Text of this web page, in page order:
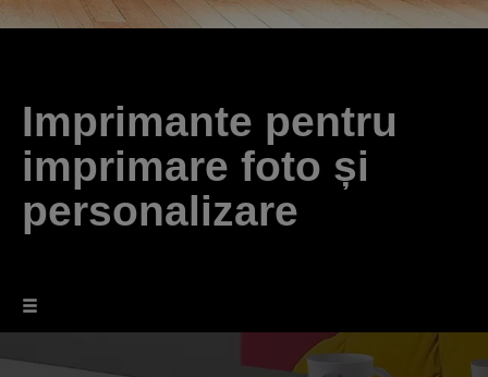
Imprimante pentru
imprimare foto și
personalizare